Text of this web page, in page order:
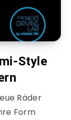
Style
Räder
Form